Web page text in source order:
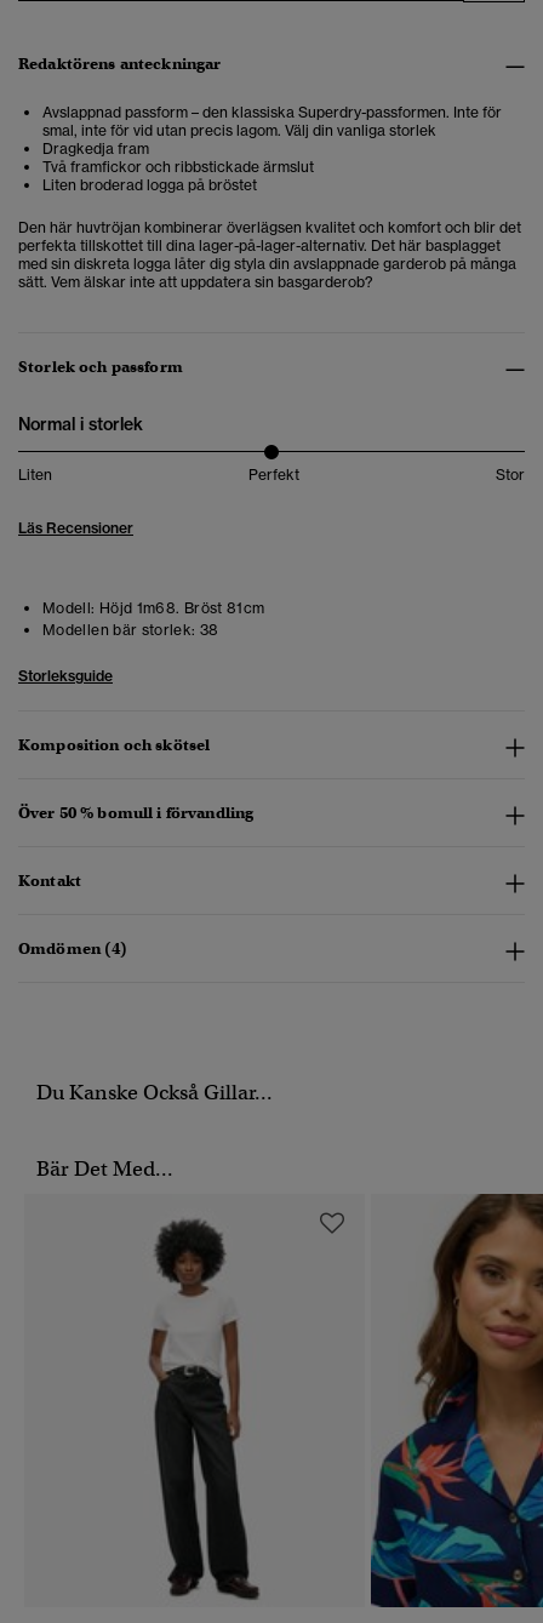
Redaktörens anteckningar
Avslappnad passform – den klassiska Superdry-passformen. Inte för
smal, inte för vid utan precis lagom. Välj din vanliga storlek
Dragkedja fram
Två framfickor och ribbstickade ärmslut
Liten broderad logga på bröstet
Den här huvtröjan kombinerar överlägsen kvalitet och komfort och blir det
perfekta tillskottet till dina lager-på-lager-alternativ. Det här basplagget
med sin diskreta logga låter dig styla din avslappnade garderob på många
sätt. Vem älskar inte att uppdatera sin basgarderob?
Storlek och passform
Normal i storlek
Liten Perfekt Stor
Läs Recensioner
Modell: Höjd 1m68. Bröst 81cm
Modellen bär storlek: 38
Storleksguide
Komposition och skötsel
Över 50 % bomull i förvandling
Kontakt
Omdömen (4)
Du Kanske Också Gillar...
Bär Det Med...